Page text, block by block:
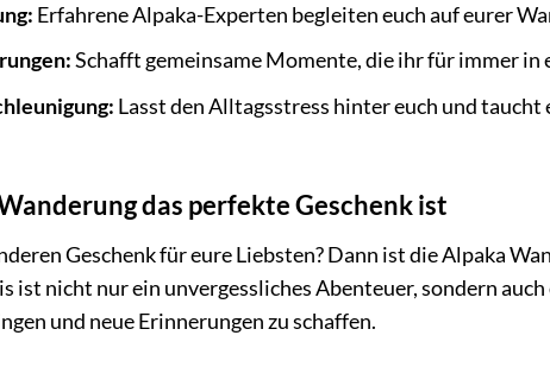
Erfahrene Alpaka-Experten begleiten euch auf eurer
Schafft gemeinsame Momente, die ihr für immer in
Lasst den Alltagsstress hinter euch und taucht
das perfekte Geschenk ist
Geschenk für eure Liebsten? Dann ist die Alpaka
ist nicht nur ein unvergessliches Abenteuer, sondern
und neue Erinnerungen zu schaffen.